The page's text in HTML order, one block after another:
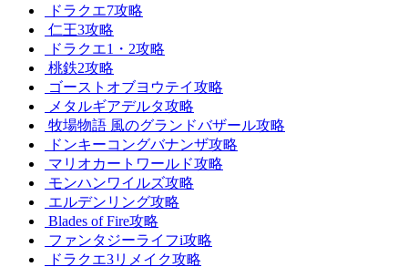
ドラクエ7攻略
仁王3攻略
ドラクエ1・2攻略
桃鉄2攻略
ゴーストオブヨウテイ攻略
メタルギアデルタ攻略
牧場物語 風のグランドバザール攻略
ドンキーコングバナンザ攻略
マリオカートワールド攻略
モンハンワイルズ攻略
エルデンリング攻略
Blades of Fire攻略
ファンタジーライフi攻略
ドラクエ3リメイク攻略